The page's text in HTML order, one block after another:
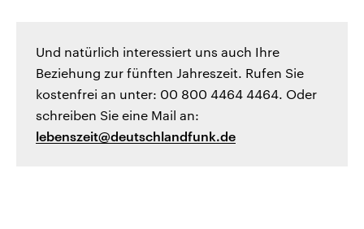
Und natürlich interessiert uns auch Ihre
Beziehung zur fünften Jahreszeit. Rufen Sie
kostenfrei an unter: 00 800 4464 4464. Oder
schreiben Sie eine Mail an:
lebenszeit@deutschlandfunk.de